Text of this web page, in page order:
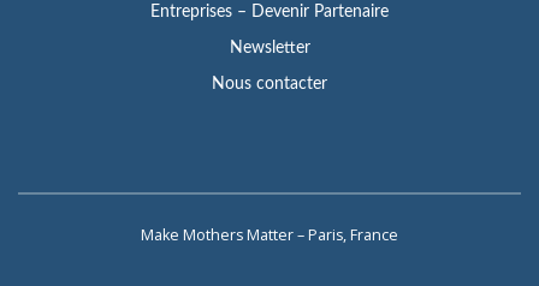
Entreprises – Devenir Partenaire
Newsletter
Nous contacter
Make Mothers Matter – Paris, France